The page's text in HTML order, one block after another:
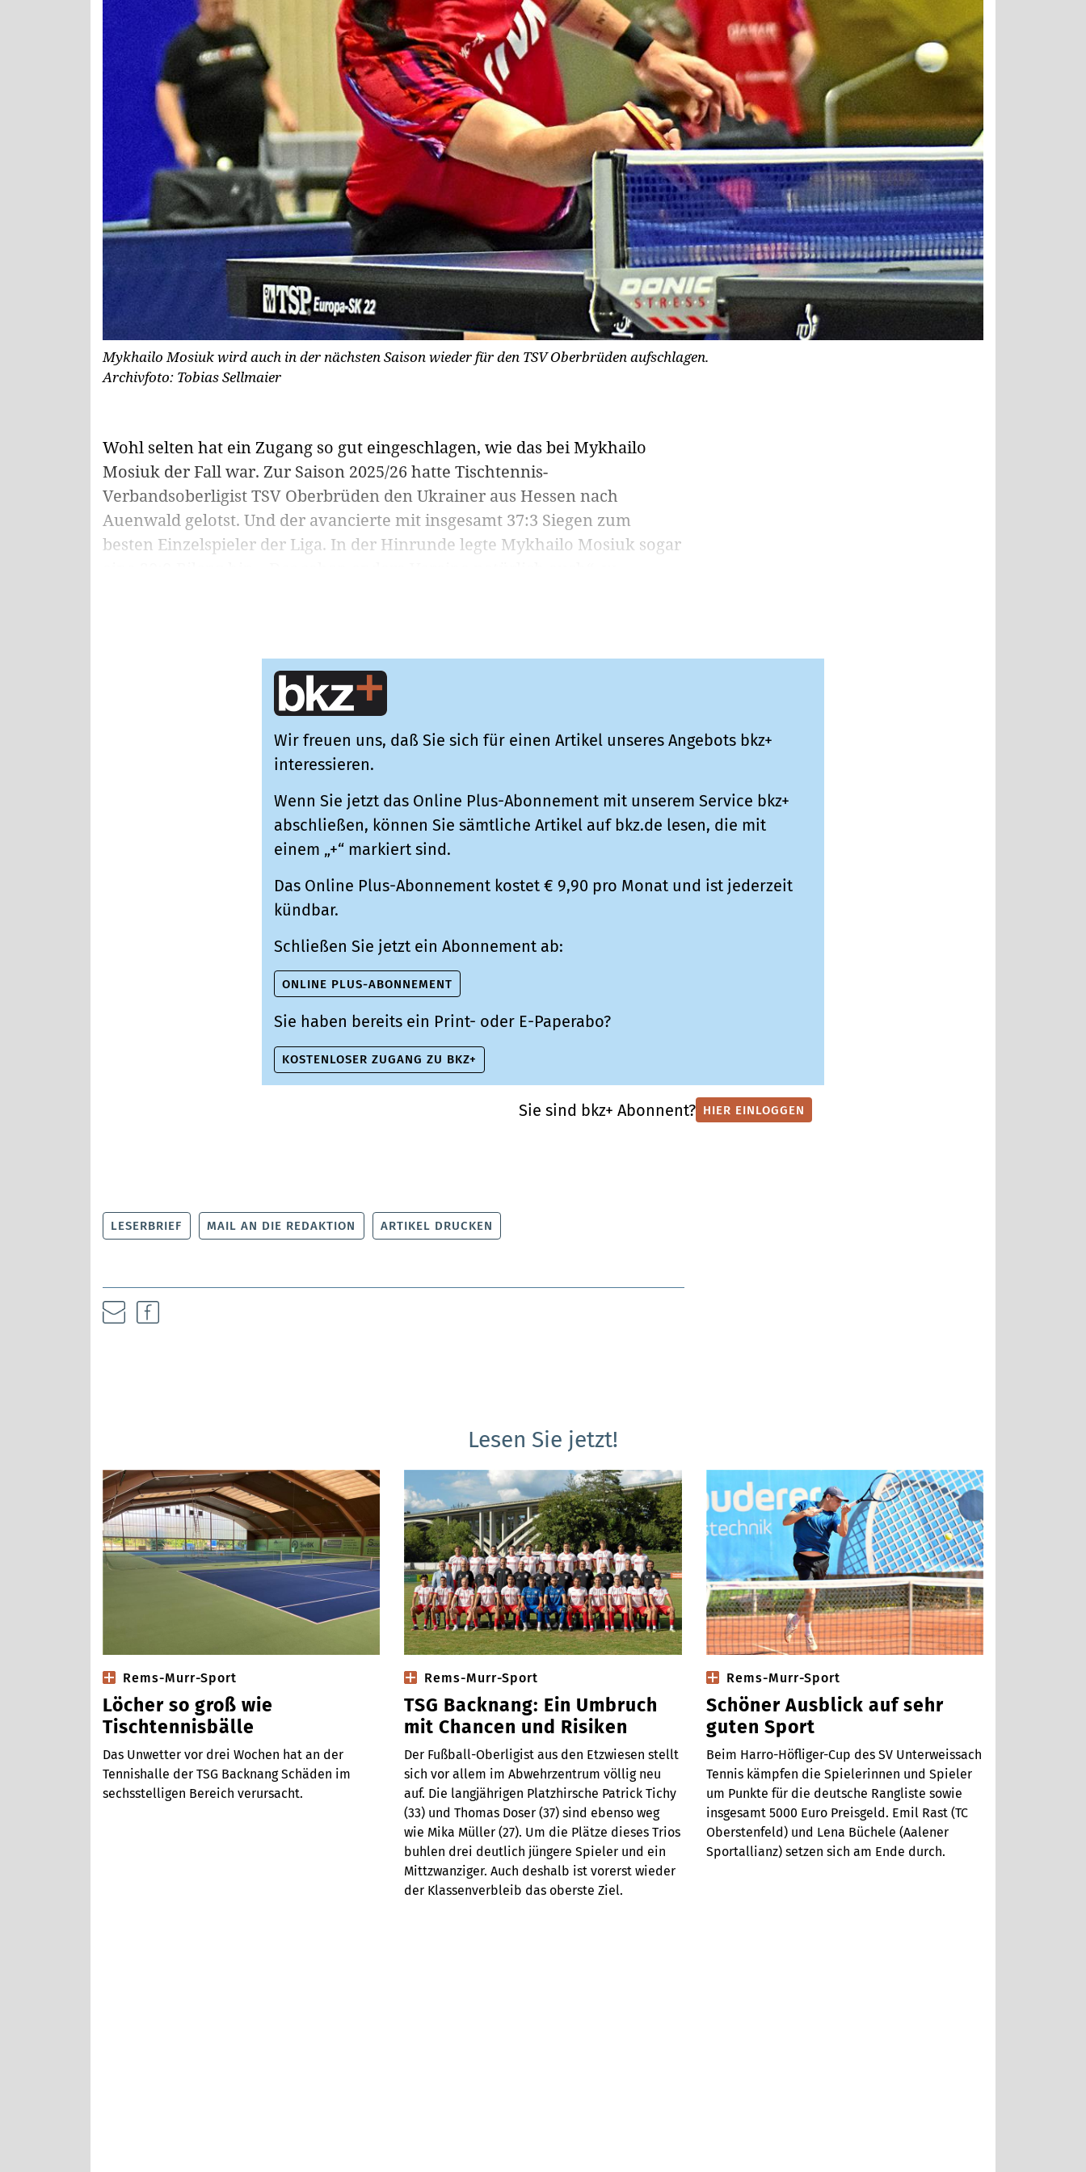
Mykhailo Mosiuk wird auch in der nächsten Saison wieder für den TSV Oberbrüden aufschlagen.
Archivfoto: Tobias Sellmaier
Wohl selten hat ein Zugang so gut eingeschlagen, wie das bei Mykhailo
Mosiuk der Fall war. Zur Saison 2025/26 hatte Tischtennis-
Verbandsoberligist TSV Oberbrüden den Ukrainer aus Hessen nach
Auenwald gelotst. Und der avancierte mit insgesamt 37:3 Siegen zum
besten Einzelspieler der Liga. In der Hinrunde legte Mykhailo Mosiuk sogar
Wir freuen uns, daß Sie sich für einen Artikel unseres Angebots bkz+
interessieren.
Wenn Sie jetzt das Online Plus-Abonnement mit unserem Service bkz+
abschließen, können Sie sämtliche Artikel auf bkz.de lesen, die mit
einem „+“ markiert sind.
Das Online Plus-Abonnement kostet € 9,90 pro Monat und ist jederzeit
kündbar.
Schließen Sie jetzt ein Abonnement ab:
ONLINE PLUS-ABONNEMENT
Sie haben bereits ein Print- oder E-Paperabo?
KOSTENLOSER ZUGANG ZU BKZ+
Sie sind bkz+ Abonnent? HIER EINLOGGEN
LESERBRIEF MAIL AN DIE REDAKTION ARTIKEL DRUCKEN
Lesen Sie jetzt!
Rems-Murr-Sport
Löcher so groß wie
Tischtennisbälle
Das Unwetter vor drei Wochen hat an der
Tennishalle der TSG Backnang Schäden im
sechsstelligen Bereich verursacht.
Rems-Murr-Sport
TSG Backnang: Ein Umbruch
mit Chancen und Risiken
Der Fußball-Oberligist aus den Etzwiesen stellt
sich vor allem im Abwehrzentrum völlig neu
auf. Die langjährigen Platzhirsche Patrick Tichy
(33) und Thomas Doser (37) sind ebenso weg
wie Mika Müller (27). Um die Plätze dieses Trios
buhlen drei deutlich jüngere Spieler und ein
Mittzwanziger. Auch deshalb ist vorerst wieder
der Klassenverbleib das oberste Ziel.
Rems-Murr-Sport
Schöner Ausblick auf sehr
guten Sport
Beim Harro-Höfliger-Cup des SV Unterweissach
Tennis kämpfen die Spielerinnen und Spieler
um Punkte für die deutsche Rangliste sowie
insgesamt 5000 Euro Preisgeld. Emil Rast (TC
Oberstenfeld) und Lena Büchele (Aalener
Sportallianz) setzen sich am Ende durch.